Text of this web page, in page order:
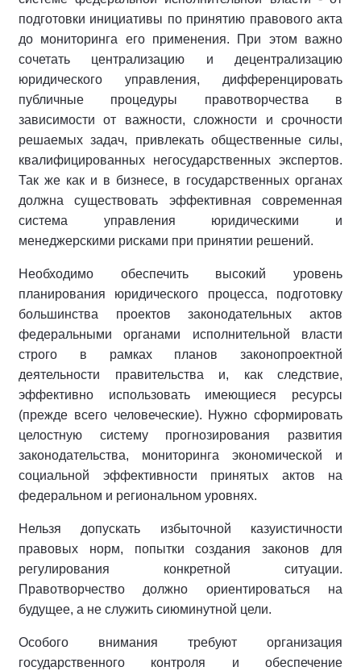
подготовки инициативы по принятию правового акта
до мониторинга его применения. При этом важно
сочетать централизацию и децентрализацию
юридического управления, дифференцировать
публичные процедуры правотворчества в
зависимости от важности, сложности и срочности
решаемых задач, привлекать общественные силы,
квалифицированных негосударственных экспертов.
Так же как и в бизнесе, в государственных органах
должна существовать эффективная современная
система управления юридическими и
менеджерскими рисками при принятии решений.
Необходимо обеспечить высокий уровень
планирования юридического процесса, подготовку
большинства проектов законодательных актов
федеральными органами исполнительной власти
строго в рамках планов законопроектной
деятельности правительства и, как следствие,
эффективно использовать имеющиеся ресурсы
(прежде всего человеческие). Нужно сформировать
целостную систему прогнозирования развития
законодательства, мониторинга экономической и
социальной эффективности принятых актов на
федеральном и региональном уровнях.
Нельзя допускать избыточной казуистичности
правовых норм, попытки создания законов для
регулирования конкретной ситуации.
Правотворчество должно ориентироваться на
будущее, а не служить сиюминутной цели.
Особого внимания требуют организация
государственного контроля и обеспечение